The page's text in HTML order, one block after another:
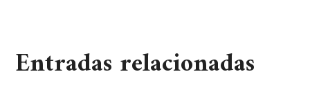
Entradas relacionadas